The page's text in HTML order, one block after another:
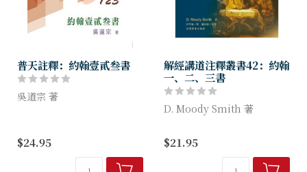
普天註釋：約翰壹貳叁書
吳道宗 著
的打著基督的旗號迷惑信徒，
卻原來出自敵基督的。今日，
$24.95
解經講道注釋叢書42：約翰
一、二、三書
D. Moody Smith 著
通往蘊含在約翰書信中神學和
倫理的寶藏。它是通往發現之
$21.95